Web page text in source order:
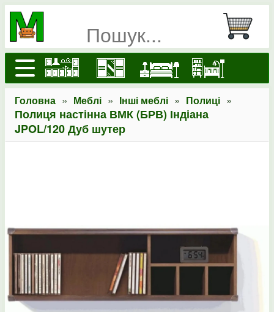
Головна » Меблі » Інші меблі » Полиці »
Полиця настінна ВМК (БРВ) Індіана
JPOL/120 Дуб шутер